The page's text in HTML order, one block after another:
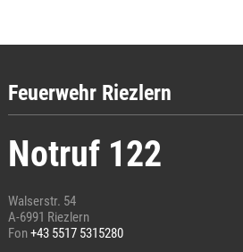
Feuerwehr Riezlern
Notruf 122
Walserstr. 54
A-6991 Riezlern
Fon+43 5517 5315280